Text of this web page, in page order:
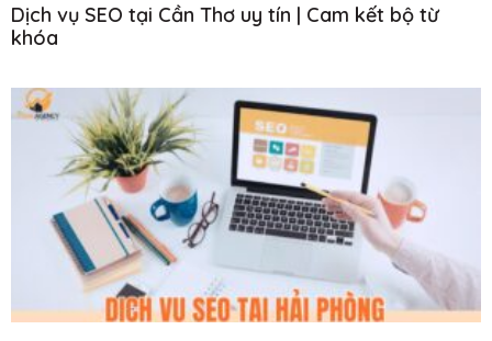
Dịch vụ SEO tại Cần Thơ uy tín | Cam kết bộ từ
khóa